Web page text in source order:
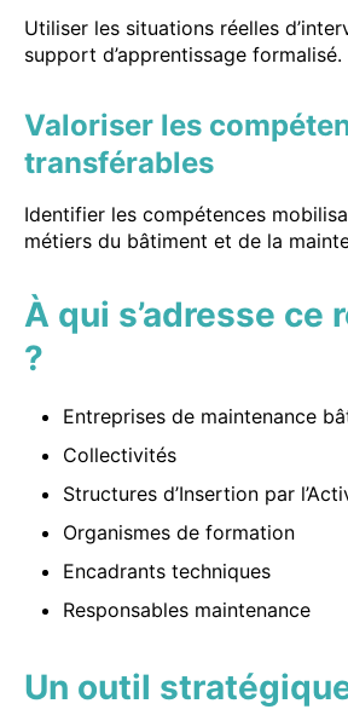
Utiliser les situations réelles
support d’apprentissage formalisé.
Valoriser les
transférables
Identifier les compétences
métiers du bâtiment et de la
À qui s’adresse ce
?
Entreprises de maintenance
Collectivités
Structures d’Insertion par
Organismes de formation
Encadrants techniques
Responsables maintenance
Un outil